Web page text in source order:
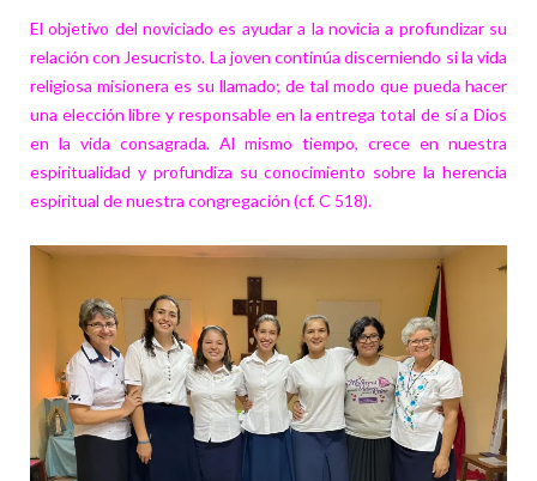
El objetivo del noviciado es ayudar a la novicia a profundizar su
relación con Jesucristo. La joven continúa discerniendo si la vida
religiosa misionera es su llamado; de tal modo que pueda hacer
una elección libre y responsable en la entrega total de sí a Dios
en la vida consagrada. Al mismo tiempo, crece en nuestra
espiritualidad y profundiza su conocimiento sobre la herencia
espiritual de nuestra congregación (cf. C 518).